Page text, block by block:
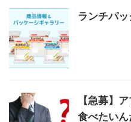
ランチパ
【急募】
食べたい